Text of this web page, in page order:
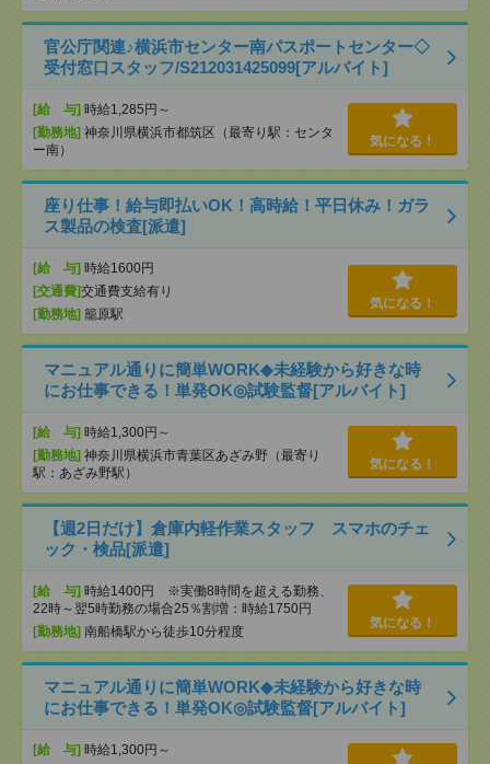
官公庁関連♪横浜市センター南パスポートセンター◇
受付窓口スタッフ/S212031425099[アルバイト]
[給 与] 時給1,285円～
[勤務地] 神奈川県横浜市都筑区（最寄り駅：センタ
ー南）
気になる！
座り仕事！給与即払いOK！高時給！平日休み！ガラ
ス製品の検査[派遣]
[給 与] 時給1600円
[交通費]交通費支給有り
[勤務地] 籠原駅
気になる！
マニュアル通りに簡単WORK◆未経験から好きな時
にお仕事できる！単発OK◎試験監督[アルバイト]
[給 与] 時給1,300円～
[勤務地] 神奈川県横浜市青葉区あざみ野（最寄り
駅：あざみ野駅）
気になる！
【週2日だけ】倉庫内軽作業スタッフ スマホのチェ
ック・検品[派遣]
[給 与] 時給1400円 ※実働8時間を超える勤務、
22時～翌5時勤務の場合25％割増：時給1750円
[勤務地] 南船橋駅から徒歩10分程度
気になる！
マニュアル通りに簡単WORK◆未経験から好きな時
にお仕事できる！単発OK◎試験監督[アルバイト]
[給 与] 時給1,300円～